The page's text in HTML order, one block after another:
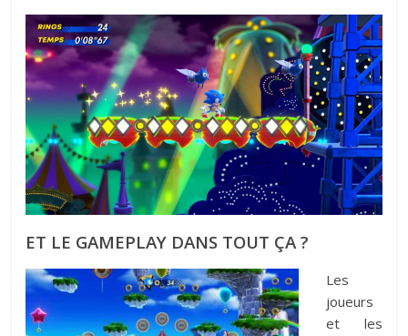
ET LE GAMEPLAY DANS TOUT ÇA ?
Les
joueurs
et les